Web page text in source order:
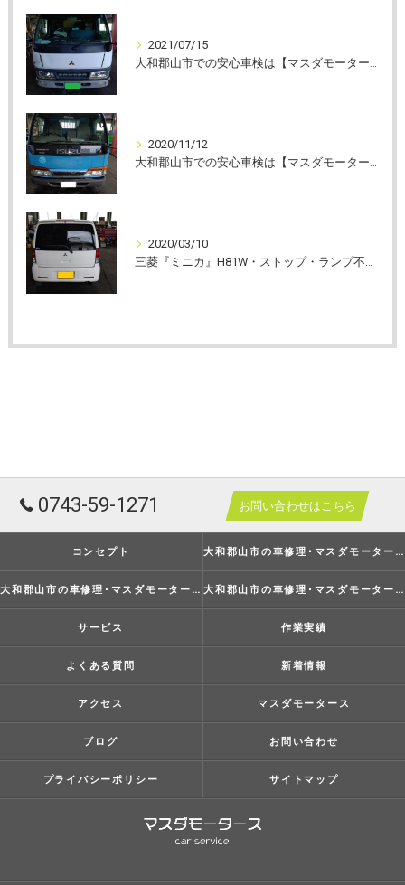
2021/07/15
大和郡山市での安心車検は【マスダモータース】に
2020/11/12
大和郡山市での安心車検は【マスダモータース】に
2020/03/10
三菱『ミニカ』H81W・ストップ・ランプ不点灯
0743-59-1271 お問い合わせはこちら
コンセプト 大和郡山市の車修理･マスダモータースの口コミ情報
大和郡山市の車修理･マスダモータースの評判 大和郡山市の車修理･マスダモータースのお客様の声
サービス 作業実績
よくある質問 新着情報
アクセス マスダモータース
ブログ お問い合わせ
プライバシーポリシー サイトマップ